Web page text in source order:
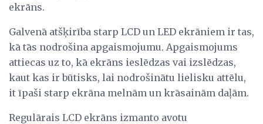
ekrāns.
Galvenā atšķirība starp LCD un LED ekrāniem ir tas,
kā tās nodrošina apgaismojumu. Apgaismojums
attiecas uz to, kā ekrāns ieslēdzas vai izslēdzas,
kaut kas ir būtisks, lai nodrošinātu lielisku attēlu,
it īpaši starp ekrāna melnām un krāsainām daļām.
Regulārais LCD ekrāns izmanto avotu